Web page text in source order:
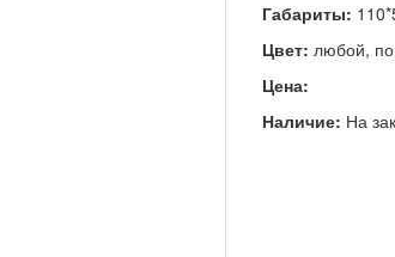
Габариты:
Цвет: любой,
Цена:
Наличие: На